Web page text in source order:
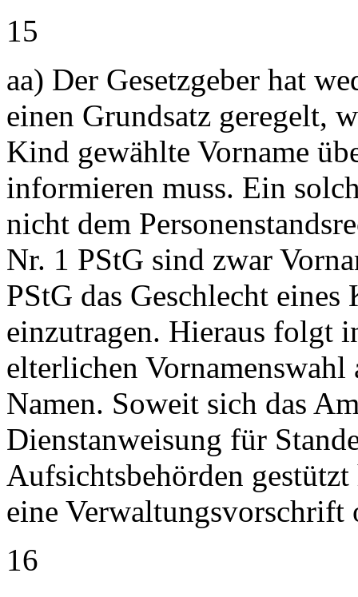
15
aa) Der Gesetzgeber hat
einen Grundsatz geregelt,
Kind gewählte Vorname
informieren muss. Ein
nicht dem
Nr. 1 PStG sind zwar
PStG das Geschlecht
einzutragen. Hieraus folgt
elterlichen Vornamenswahl
Namen. Soweit sich das
Dienstanweisung für
Aufsichtsbehörden
eine Verwaltungsvorschrift
16